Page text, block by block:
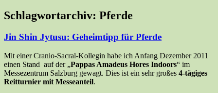
Schlagwortarchiv: Pferde
Jin Shin Jytusu: Geheimtipp für Pferde
Mit einer Cranio-Sacral-Kollegin habe ich Anfang Dezember 2011
einen Stand auf der „Pappas Amadeus Hores Indoors“ im
Messezentrum Salzburg gewagt. Dies ist ein sehr großes 4-tägiges
Reitturnier mit Messeanteil.